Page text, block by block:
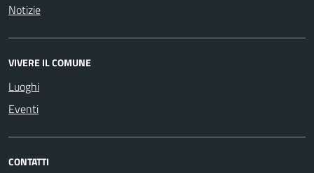
Notizie
VIVERE IL COMUNE
Luoghi
Eventi
CONTATTI